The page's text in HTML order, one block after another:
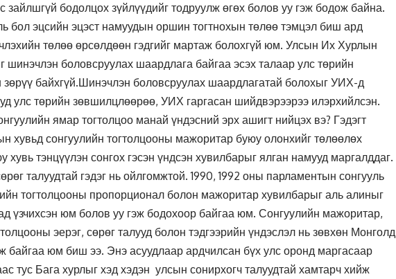
зайлшгүй бодолцох зүйлүүдийг тодруулж өгөх болов уу гэж бодож байна.
бол эцсийн эцэст намуудын оршин тогтнохын төлөө тэмцэл биш ард
төлөө өрсөлдөөн гэдгийг мартаж болохгүй юм. Улсын Их Хурлын
шинэчлэн боловсруулах шаардлага байгаа эсэх талаар улс төрийн
байхгүй.Шинэчлэн боловсруулах шаардлагатай болохыг УИХ-д
улс төрийн зөвшилцлөөрөө, УИХ гаргасан шийдвэрээрээ илэрхийлсэн.
ямар тогтолцоо манай үндэсний эрх ашигт нийцэх вэ? Гэдэгт
хувьд сонгуулийн тогтолцооны мажоритар буюу олонхийг төлөөлөх
хувь тэнцүүлэн сонгох гэсэн үндсэн хувилбарыг ялган намууд маргалддаг.
талуудтай гэдэг нь ойлгомжтой. 1990, 1992 оны парламентын сонгууль
тогтолцооны пропорционал болон мажоритар хувилбарыг аль алиныг
үзчихсэн юм болов уу гэж бодохоор байгаа юм. Сонгуулийн мажоритар,
эерэг, сөрөг талууд болон тэдгээрийн үндэслэл нь зөвхөн Монголд
байгаа юм биш ээ. Энэ асуудлаар ардчилсан бүх улс оронд маргасаар
тус Бага хурлыг хэд хэдэн улсын сонирхогч талуудтай хамтарч хийж